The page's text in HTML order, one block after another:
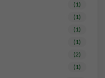
(1)
(1)
(1)
(1)
(2)
(1)